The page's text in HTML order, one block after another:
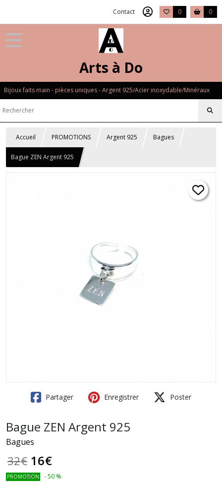
Contact 0 0
Arts à Do
Bijoux faits main - pièces uniques - Argent 925/Acier inoxydable/Minéraux
Accueil PROMOTIONS Argent 925 Bagues
Bague ZEN Argent 925
Partager Enregistrer Poster
Bague ZEN Argent 925
Bagues
32€ 16€
PROMOTION -50 %